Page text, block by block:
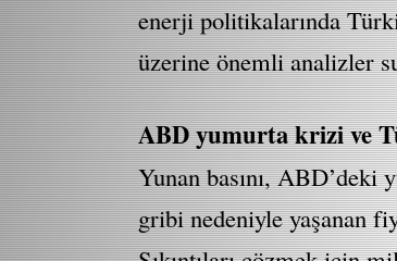
enerji politikalarında
üzerine önemli analizler
ABD yumurta krizi ve
Yunan basını,
gribi nedeniyle yaşanan